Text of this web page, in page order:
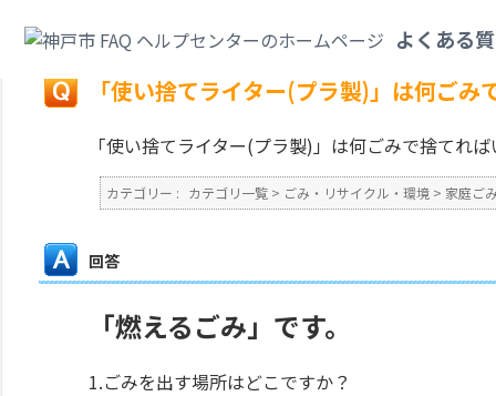
よくある
戻る
「使い捨てライター(プラ製)」は何ごみ
「使い捨てライター(プラ製)」は何ごみで捨てれ
カテゴリー : カテゴリ一覧 > ごみ・リサイクル・環境 > 家庭ご
回答
「燃えるごみ」です。
1.ごみを出す場所はどこですか？